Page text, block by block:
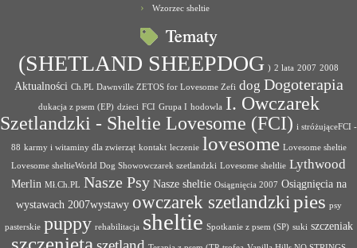
Wzorzec sheltie
Tematy
(SHETLAND SHEEPDOG ) 2 lata 2007 2008
Aktualności Ch.PL Dawnville ZETOS for Lovesome Zefi dog Dogoterapia
dukacja z psem (EP) dzieci FCI Grupa I hodowla I. Owczarek
Szetlandzki - Sheltie Lovesome (FCI) i stróżująceFCI -
88 karmy i witaminy dla zwierząt kontakt leczenie lovesome Lovesome sheltie
Lovesome sheltieWorld Dog Showowczarek szetlandzki Lovesome sheltlie Lythwood
Merlin Mł.Ch.PL Nasze Psy Nasze sheltie Osiągnięcia 2007 Osiągnięcia na
wystawach 2007wystawy owczarek szetlandzkipies psy
pasterskie puppy rehabilitacja sheltie Spotkanie z psem (SP) suki szczeniak